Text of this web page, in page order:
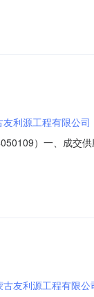
友利源工程有限公司
）一、成交
古友利源工程有限公